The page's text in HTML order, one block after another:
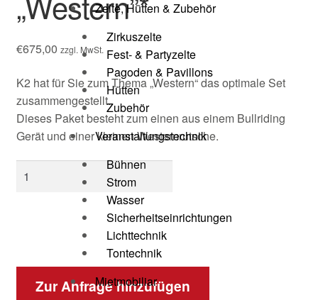
Zelte, Hütten & Zubehör
Zirkuszelte
Fest- & Partyzelte
Pagoden & Pavillons
Hütten
Zubehör
Veranstaltungstechnik
Bühnen
Strom
Wasser
Sicherheitseinrichtungen
Lichttechnik
Tontechnik
Mietmobiliar
€675,00 zzgl. MwSt.
K2 hat für Sie zum Thema „Western“ das optimale Set
zusammengestellt.
Dieses Paket besteht zum einen aus einem Bullriding
Gerät und einer kleinen Westernrutsche.
Zur Anfrage hinzufügen